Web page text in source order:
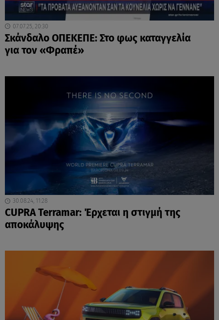
07.07.25, 20:30
Σκάνδαλο ΟΠΕΚΕΠΕ: Στο φως καταγγελία
για τον «Φραπέ»
30.08.24, 11:28
CUPRA Terramar: Έρχεται η στιγμή της
αποκάλυψης